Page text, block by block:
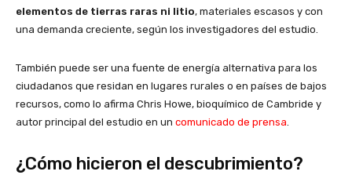
elementos de tierras raras ni litio, materiales escasos y con
una demanda creciente, según los investigadores del estudio.
También puede ser una fuente de energía alternativa para los
ciudadanos que residan en lugares rurales o en países de bajos
recursos, como lo afirma Chris Howe, bioquímico de Cambride y
autor principal del estudio en un comunicado de prensa
¿Cómo hicieron el descubrimiento?